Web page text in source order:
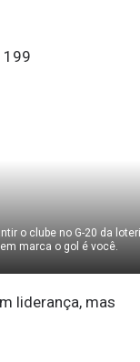
o clube no G-20 da
marca o gol é você.